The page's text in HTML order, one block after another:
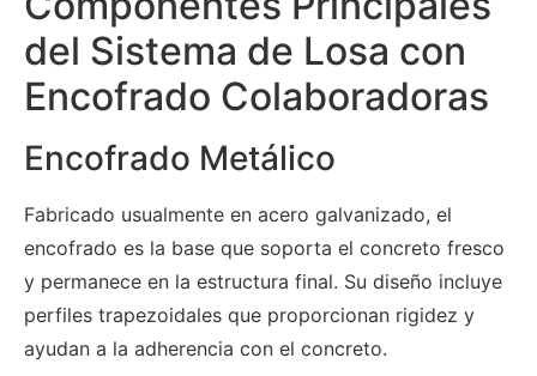
del Sistema de Losa con
Encofrado Colaboradoras
Encofrado Metálico
Fabricado usualmente en acero galvanizado, el
encofrado es la base que soporta el concreto fresco
y permanece en la estructura final. Su diseño incluye
perfiles trapezoidales que proporcionan rigidez y
ayudan a la adherencia con el concreto.